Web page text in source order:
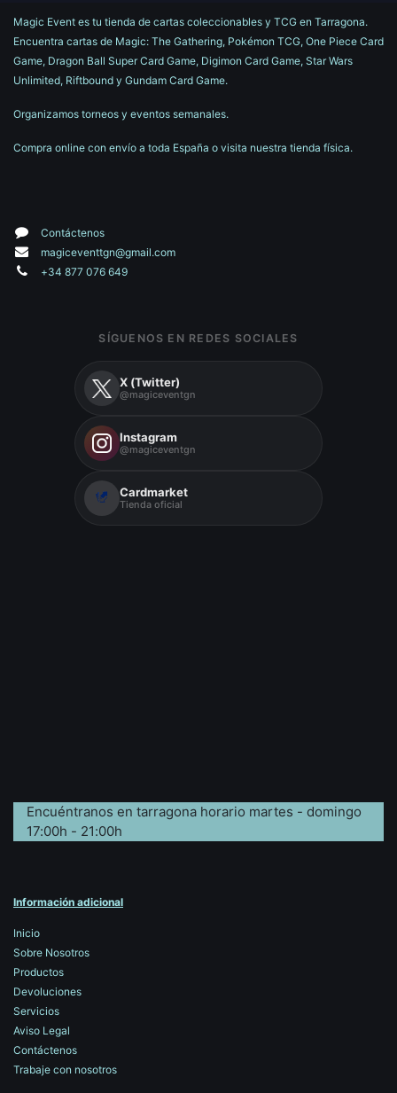
Magic Event es tu tienda de cartas coleccionables y TCG en Tarragona.
Encuentra cartas de Magic: The Gathering, Pokémon TCG, One Piece Card
Game, Dragon Ball Super Card Game, Digimon Card Game, Star Wars
Unlimited, Riftbound y Gundam Card Game.
Organizamos torneos y eventos semanales.
Compra online con envío a toda España o visita nuestra tienda física.
Contáctenos
magiceventtgn@gmail.com
+34 877 076 649
SÍGUENOS EN REDES SOCIALES
X (Twitter)
@magiceventgn
Instagram
@magiceventgn
Cardmarket
Tienda oficial
Encuéntranos en tarragona horario martes - domingo
17:00h - 21:00h
Información adicional
Inicio
Sobre Nosotros
Productos
Devoluciones
Servicios
Aviso Legal
Contáctenos
Trabaje con nosotros